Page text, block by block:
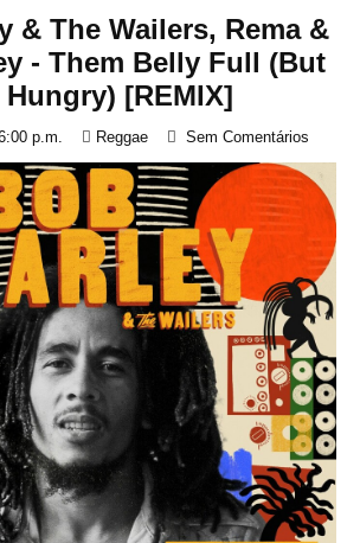
& The Wailers, Rema &
- Them Belly Full (But
Hungry) [REMIX]
p.m. Reggae Sem Comentários